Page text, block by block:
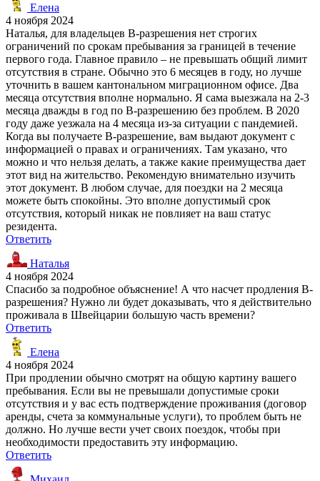
Елена
4 ноября 2024
Наталья, для владельцев B-разрешения нет строгих
ограничений по срокам пребывания за границей в течение
первого года. Главное правило – не превышать общий лимит
отсутствия в стране. Обычно это 6 месяцев в году, но лучше
уточнить в вашем кантональном миграционном офисе. Два
месяца отсутствия вполне нормально. Я сама выезжала на 2-3
месяца дважды в год по B-разрешению без проблем. В 2020
году даже уезжала на 4 месяца из-за ситуации с пандемией.
Когда вы получаете B-разрешение, вам выдают документ с
информацией о правах и ограничениях. Там указано, что
можно и что нельзя делать, а также какие преимущества дает
этот вид на жительство. Рекомендую внимательно изучить
этот документ. В любом случае, для поездки на 2 месяца
можете быть спокойны. Это вполне допустимый срок
отсутствия, который никак не повлияет на ваш статус
резидента.
Ответить
Наталья
4 ноября 2024
Спасибо за подробное объяснение! А что насчет продления B-
разрешения? Нужно ли будет доказывать, что я действительно
проживала в Швейцарии большую часть времени?
Ответить
Елена
4 ноября 2024
При продлении обычно смотрят на общую картину вашего
пребывания. Если вы не превышали допустимые сроки
отсутствия и у вас есть подтверждение проживания (договор
аренды, счета за коммунальные услуги), то проблем быть не
должно. Но лучше вести учет своих поездок, чтобы при
необходимости предоставить эту информацию.
Ответить